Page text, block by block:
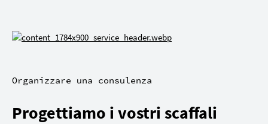
Organizzare una consulenza
Progettiamo i vostri scaffali